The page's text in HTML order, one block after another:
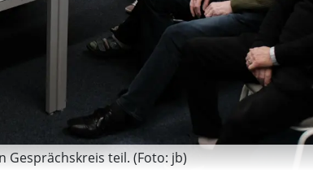
Gesprächskreis teil. (Foto: jb)